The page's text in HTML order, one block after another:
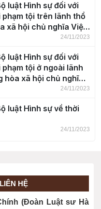
luật Hình sự đối với
phạm tội trên lãnh thổ
xã hội chủ nghĩa Việt
24/11/2023
luật Hình sự đối với
tội ở ngoài lãnh
hòa xã hội chủ nghĩa
24/11/2023
luật Hình sự về thời
24/11/2023
(Điều 9)
HỆ
(Đoàn Luật sư Hà